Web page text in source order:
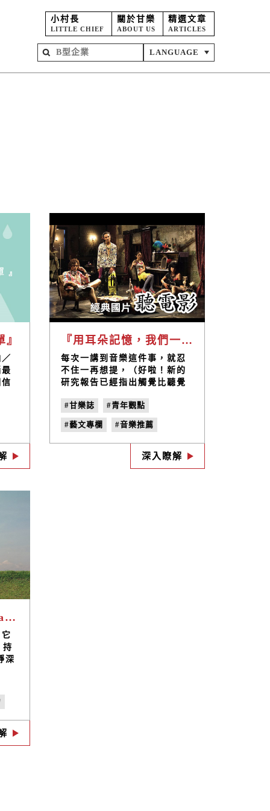
小村長
LITTLE CHIEF
關於甘樂
ABOUT US
精選文章
ARTICLES
LANGUAGE
小
，
的
『用耳朵記憶，我們一起「聽」的電影：國片迷經典歌曲』
每次一講到音樂這件事，就忍
不住一再想提，（好啦！新的
研究報告已經指出觸覺比聽覺
們還在母親的肚子裡孕育時就
擁有聽覺，當我們還是胎兒聽
著血液脈動的聲音，心跳，羊
水流波的節奏，大概就很像演
奏曲或搖滾樂，而我們也一直
相信聽覺是生命離去時最晚消
#甘樂誌 #青年觀點
#藝文專欄 #音樂推薦
#甘樂選歌 #國片 #選歌
#國片迷經典歌曲
深入瞭解
〖名人專訪〗Chocolate Tiger猛虎巧克力ｘ鄭宜農 ——音樂，一場場邂逅。
持
深
下